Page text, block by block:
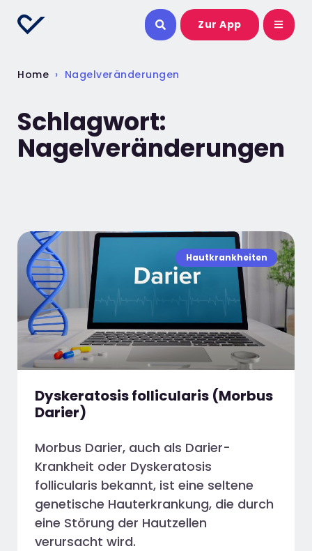
Zur App
Home › Nagelveränderungen
Schlagwort:
Nagelveränderungen
Hautkrankheiten
Dyskeratosis follicularis (Morbus
Darier)
Morbus Darier, auch als Darier-
Krankheit oder Dyskeratosis
follicularis bekannt, ist eine seltene
genetische Hauterkrankung, die durch
eine Störung der Hautzellen
verursacht wird.